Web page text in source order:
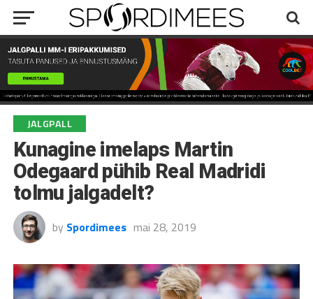
JALGPALL
Kunagine imelaps Martin
Odegaard pühib Real Madridi
tolmu jalgadelt?
by Spordimees mai 28, 2019